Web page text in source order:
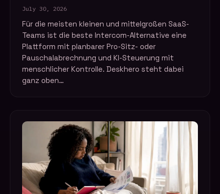
July 30, 2026
Für die meisten kleinen und mittelgroßen SaaS-
Teams ist die beste Intercom-Alternative eine
Plattform mit planbarer Pro-Sitz- oder
Pauschalabrechnung und KI-Steuerung mit
menschlicher Kontrolle. Deskhero steht dabei
ganz oben…